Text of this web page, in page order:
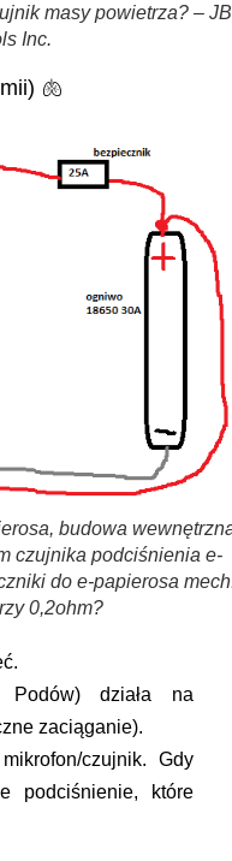
masy powietrza? – JB
Inc.
🫁
budowa
czujnika podciśnienia e-
do e-papierosa
0,2ohm?
Podów) działa na
zaciąganie).
czujnik. Gdy
podciśnienie, które